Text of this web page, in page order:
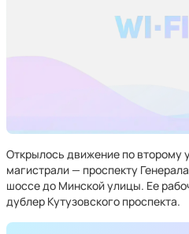
Открылось движение по второму
магистрали — проспекту
шоссе до Минской улицы. Ее
дублер Кутузовского проспекта.